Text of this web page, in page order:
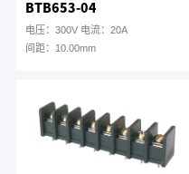
BTB653-04
电压：300V 电流：20A
间距：10.00mm